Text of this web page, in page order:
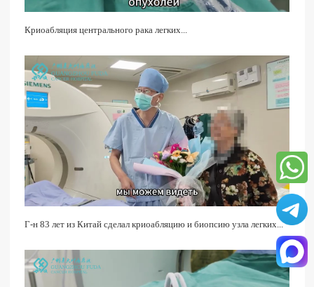
Криоабляция центрального рака легких...
Г-н 83 лет из Китай сделал криоабляцию и биопсию узла легких...